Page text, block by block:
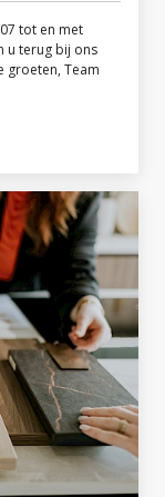
tot en met
u terug bij ons
groeten, Team